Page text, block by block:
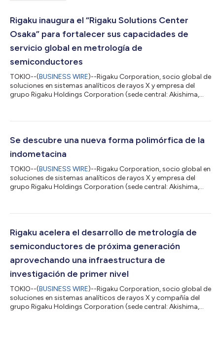
Rigaku inaugura el “Rigaku Solutions Center
Osaka” para fortalecer sus capacidades de
servicio global en metrología de
semiconductores
TOKIO--(BUSINESS WIRE)--Rigaku Corporation, socio global de
soluciones en sistemas analíticos de rayos X y empresa del
grupo Rigaku Holdings Corporation (sede central: Akishima,
planta de Osaka. Estas instalaciones servirán para centralizar y
de campo que dan soporte a los sistemas de metrología de
Se descubre una nueva forma polimórfica de la
indometacina
TOKIO--(BUSINESS WIRE)--Rigaku Corporation, socio global en
soluciones de sistemas analíticos de rayos X y empresa del
grupo Rigaku Holdings Corporation (sede central: Akishima,
llevado a cabo con Shionogi & Co., Ltd., JEOL Ltd. y la
Growth & Design , revista internacional de renombre mundial en
el área de la c...
Rigaku acelera el desarrollo de metrología de
semiconductores de próxima generación
aprovechando una infraestructura de
investigación de primer nivel
TOKIO--(BUSINESS WIRE)--Rigaku Corporation, socio global de
soluciones en sistemas analíticos de rayos X y compañía del
grupo Rigaku Holdings Corporation (sede central: Akishima,